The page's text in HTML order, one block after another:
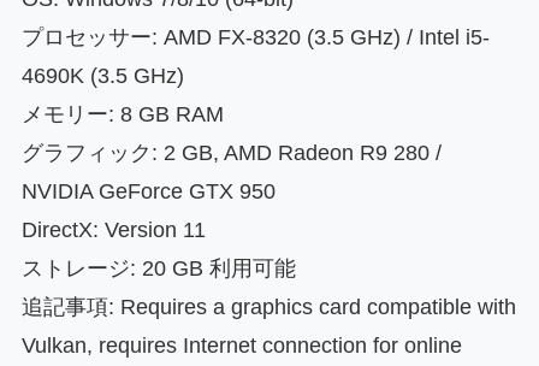
プロセッサー: AMD FX-8320 (3.5 GHz) / Intel i5-
4690K (3.5 GHz)
メモリー: 8 GB RAM
グラフィック: 2 GB, AMD Radeon R9 280 /
NVIDIA GeForce GTX 950
DirectX: Version 11
ストレージ: 20 GB 利用可能
追記事項: Requires a graphics card compatible with
Vulkan, requires Internet connection for online